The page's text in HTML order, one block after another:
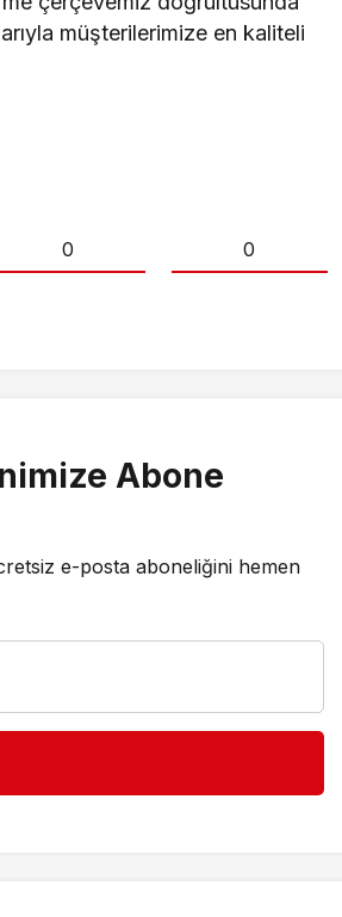
müşterilerimize en kaliteli
0 0
Abone
e-posta aboneliğini hemen